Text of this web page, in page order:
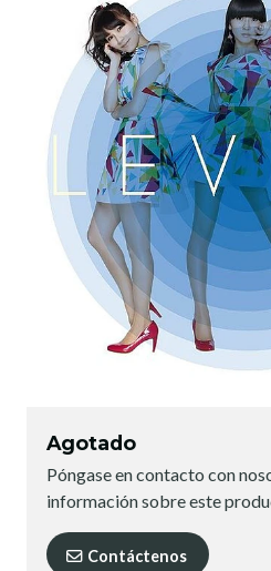
Agotado
Póngase en contacto con
información sobre este
Contáctenos